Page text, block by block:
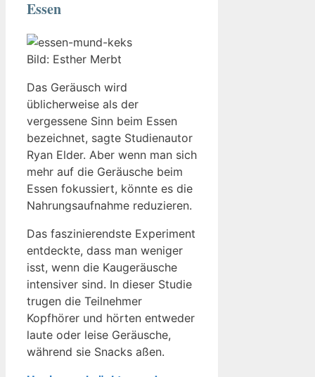
Essen
Bild: Esther Merbt
Das Geräusch wird
üblicherweise als der
vergessene Sinn beim Essen
bezeichnet, sagte Studienautor
Ryan Elder. Aber wenn man sich
mehr auf die Geräusche beim
Essen fokussiert, könnte es die
Nahrungsaufnahme reduzieren.
Das faszinierendste Experiment
entdeckte, dass man weniger
isst, wenn die Kaugeräusche
intensiver sind. In dieser Studie
trugen die Teilnehmer
Kopfhörer und hörten entweder
laute oder leise Geräusche,
während sie Snacks aßen.